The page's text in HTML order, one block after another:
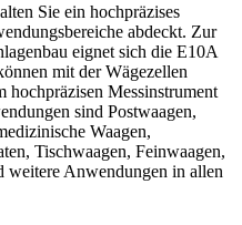
Sie ein hochpräzises
abdeckt. Zur
eignet sich die E10A
mit der Wägezellen
hochpräzisen Messinstrument
sind Postwaagen,
Waagen,
Tischwaagen, Feinwaagen,
weitere Anwendungen in allen